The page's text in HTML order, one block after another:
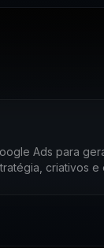
Ads para
criativos e